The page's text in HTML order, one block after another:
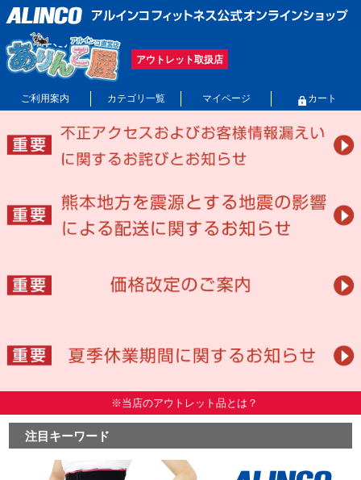
アウトレット取扱店
ご利用案内 カテゴリ一覧 マイページ カート
※当店のアウトレット品とは？
注目キーワード